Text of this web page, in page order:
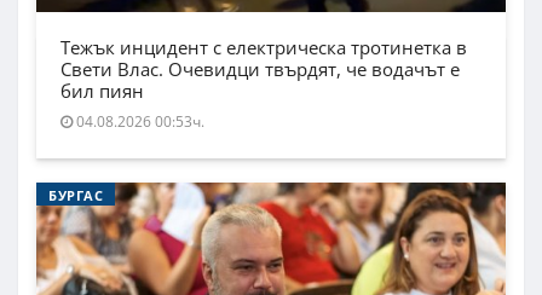
Тежък инцидент с електрическа тротинетка в
Свети Влас. Очевидци твърдят, че водачът е
бил пиян
04.08.2026 00:53ч.
БУРГАС